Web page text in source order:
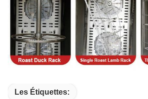
Les Étiquettes: